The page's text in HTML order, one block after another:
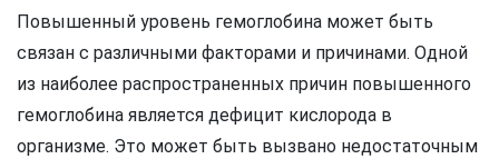
Повышенный уровень гемоглобина может быть
связан с различными факторами и причинами. Одной
из наиболее распространенных причин повышенного
гемоглобина является дефицит кислорода в
организме. Это может быть вызвано недостаточным